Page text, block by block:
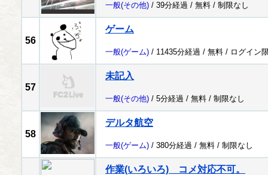
一般(その他) / 39分経過 / 無料 / 制限なし
56
ゲーム
一般(ゲーム) / 11435分経過 / 無料 / ログイン
57
未記入
一般(その他) / 5分経過 / 無料 / 制限なし
58
デルタ航空
一般(ゲーム) / 380分経過 / 無料 / 制限なし
作業(いろいろ) コメ対応不可。